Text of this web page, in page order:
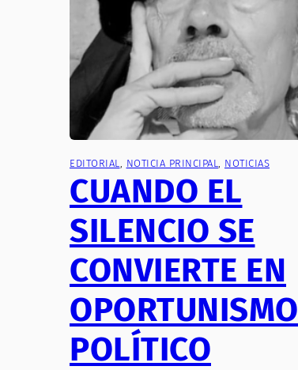
EDITORIAL NOTICIA PRINCIPAL NOTICIAS
CUANDO EL
SILENCIO SE
CONVIERTE EN
OPORTUNISMO
POLÍTICO